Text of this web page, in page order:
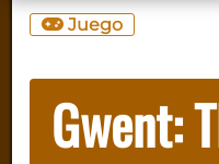
Juego
Gwent: